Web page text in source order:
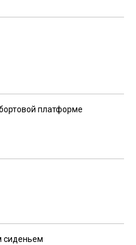
платформе
сиденьем